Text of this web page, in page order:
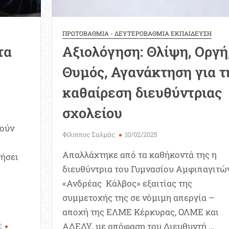
ΠΡΩΤΟΒΑΘΜΙΑ - ΔΕΥΤΕΡΟΒΑΘΜΙΑ ΕΚΠΑΙΔΕΥΣΗ
Αξιολόγηση: Θλίψη,
Θυμός, Αγανάκτηση για
καθαίρεση διευθύντριας
σχολείου
Φίλιππος Σαλμάς 10/02/2025
Απαλλάχτηκε από τα καθήκοντά της η
διευθύντρια του Γυμνασίου
«Ανδρέας Κάλβος» εξαιτίας της
συμμετοχής της σε νόμιμη απεργία –
αποχή της ΕΛΜΕ Κέρκυρας, ΟΛΜΕ και
ΑΔΕΔΥ, με απόφαση του Διευθυντή …